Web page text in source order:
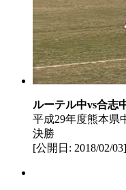
ルーテル中vs合志
平成29年度熊本県
決勝
[公開日: 2018/02/03]